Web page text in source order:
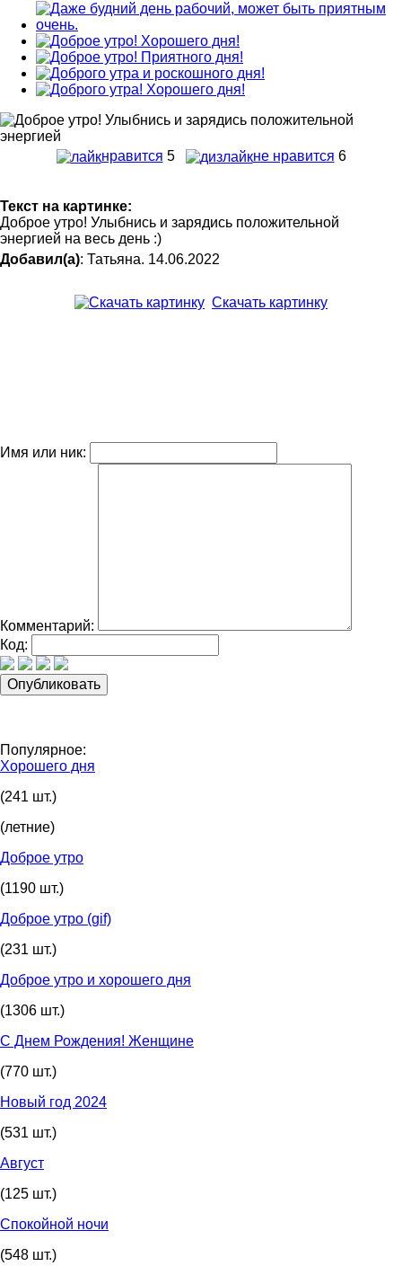
нравится 5 не нравится 6
Текст на картинке:
Доброе утро! Улыбнись и зарядись положительной
энергией на весь день :)
Добавил(а): Татьяна. 14.06.2022
Скачать картинку
Имя или ник:
Комментарий:
Код:
Популярное:
Хорошего дня
(241 шт.)
(летние)
Доброе утро
(1190 шт.)
Доброе утро (gif)
(231 шт.)
Доброе утро и хорошего дня
(1306 шт.)
С Днем Рождения! Женщине
(770 шт.)
Новый год 2024
(531 шт.)
Август
(125 шт.)
Спокойной ночи
(548 шт.)